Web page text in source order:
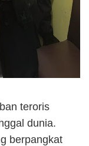
teroris
dunia.
berpangkat